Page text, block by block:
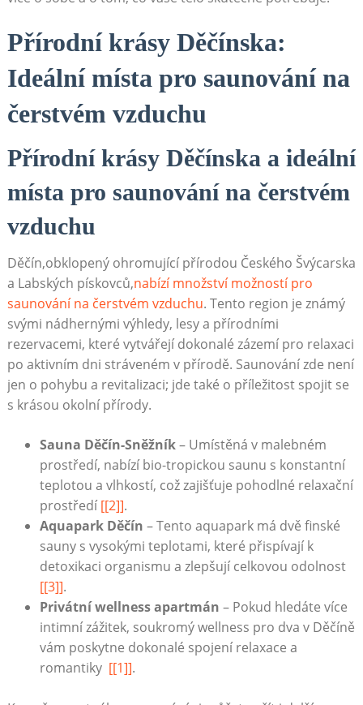
Přírodní krásy Děčínska:
Ideální místa pro saunování⁣ na
čerstvém vzduchu
Přírodní krásy Děčínska​ a ideální
místa pro saunování na čerstvém
vzduchu
Děčín,obklopený ohromující přírodou Českého Švýcarska
⁢a Labských ​pískovců,nabízí množství možností pro
saunování ⁢na čerstvém vzduchu. Tento region je ‌známý
svými ⁤nádhernými výhledy, lesy a ‍přírodními‌
rezervacemi, které ‌vytvářejí dokonalé zázemí pro ⁣relaxaci
po aktivním dni‌ stráveném v přírodě.‍ Saunování zde není
jen o pohybu a ⁢revitalizaci; jde‍ také o příležitost⁢ spojit se
⁤s krásou okolní přírody.
Sauna Děčín-Sněžník– Umístěná v ‍malebném
‍prostředí, nabízí bio-tropickou saunu s ‍konstantní
teplotou a vlhkostí, což zajišťuje pohodlné‍ relaxační
prostředí[[2]].
Aquapark Děčín – ⁤Tento aquapark má dvě finské
sauny s vysokými teplotami, které přispívají k
⁢detoxikaci organismu a zlepšují celkovou ‌odolnost
[[3]].
Privátní wellness apartmán –‌ Pokud hledáte více
⁣intimní zážitek, soukromý wellness pro⁤ dva​ v Děčíně⁢
vám poskytne dokonalé spojení relaxace a
romantiky ⁢ [[1]].